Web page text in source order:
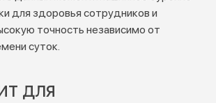
для здоровья сотрудников и
точность независимо от
суток.
для